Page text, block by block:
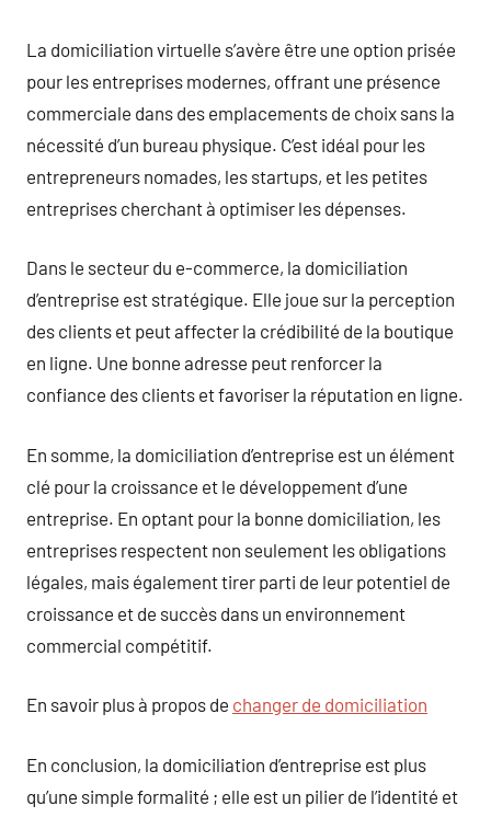
La domiciliation virtuelle s’avère être une option prisée
pour les entreprises modernes, offrant une présence
commerciale dans des emplacements de choix sans la
nécessité d’un bureau physique. C’est idéal pour les
entrepreneurs nomades, les startups, et les petites
entreprises cherchant à optimiser les dépenses.
Dans le secteur du e-commerce, la domiciliation
d’entreprise est stratégique. Elle joue sur la perception
des clients et peut affecter la crédibilité de la boutique
en ligne. Une bonne adresse peut renforcer la
confiance des clients et favoriser la réputation en ligne.
En somme, la domiciliation d’entreprise est un élément
clé pour la croissance et le développement d’une
entreprise. En optant pour la bonne domiciliation, les
entreprises respectent non seulement les obligations
légales, mais également tirer parti de leur potentiel de
croissance et de succès dans un environnement
commercial compétitif.
En savoir plus à propos de changer de domiciliation
En conclusion, la domiciliation d’entreprise est plus
qu’une simple formalité ; elle est un pilier de l’identité et